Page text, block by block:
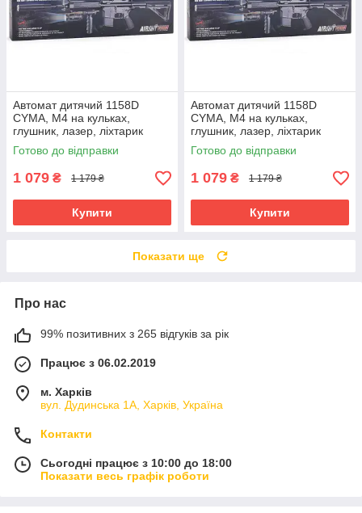
Автомат дитячий 1158D
CYMA, М4 на кульках,
глушник, лазер, ліхтарик
Готово до відправки
1 079 ₴ 1 179 ₴
Купити
Автомат дитячий 1158D
CYMA, М4 на кульках,
глушник, лазер, ліхтарик
Готово до відправки
1 079 ₴ 1 179 ₴
Купити
Показати ще
Про нас
99% позитивних з 265 відгуків за рік
Працює з 06.02.2019
м. Харків
вул. Дудинська 1А, Харків, Україна
Контакти
Сьогодні працює з 10:00 до 18:00
Показати весь графік роботи